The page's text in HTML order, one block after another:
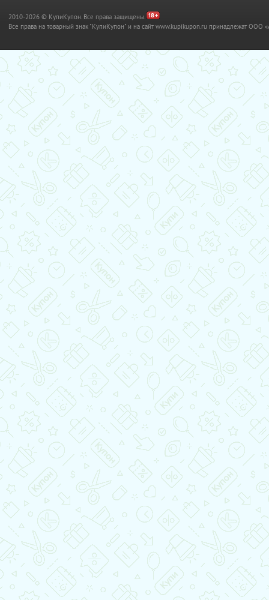
2010-2026 © КупиКупон. Все права защищены.
Все права на товарный знак "КупиКупон" и на сайт www.kupikupon.ru принадлежат